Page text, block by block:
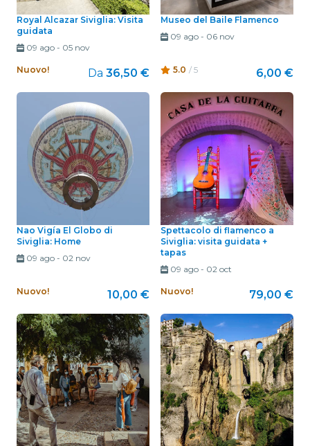
Royal Alcazar Siviglia: Visita
guidata
09 ago- 05 nov
Nuovo! Da 36,50 €
Museo del Baile Flamenco
09 ago- 06 nov
5.0 / 5 6,00 €
Nao Vigía El Globo di
Siviglia: Home
09 ago- 02 nov
Nuovo! 10,00 €
Spettacolo di flamenco a
Siviglia: visita guidata +
tapas
09 ago- 02 oct
Nuovo! 79,00 €